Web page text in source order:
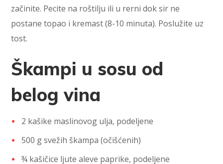
začinite. Pecite na roštilju ili u rerni dok sir ne
postane topao i kremast (8-10 minuta). Poslužite uz
tost.
Škampi u sosu od
belog vina
2 kašike maslinovog ulja, podeljene
500 g svežih škampa (očišćenih)
¾ kašičice ljute aleve paprike, podeljene